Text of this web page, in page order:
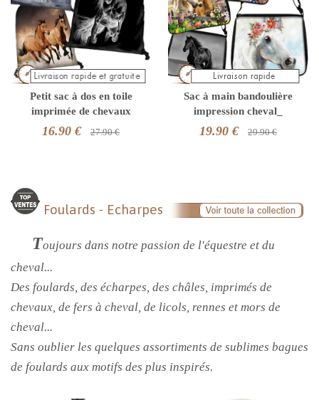
Petit sac à dos en toile
imprimée de chevaux
16.90 € 27.90 €
Sac à main bandoulière
impression cheval_
19.90 € 29.90 €
Foulards - Echarpes
Toujours dans notre passion de l'équestre et du
cheval...
Des foulards, des écharpes, des châles, imprimés de
chevaux, de fers à cheval, de licols, rennes et mors de
cheval...
Sans oublier les quelques assortiments de sublimes bagues
de foulards aux motifs des plus inspirés.